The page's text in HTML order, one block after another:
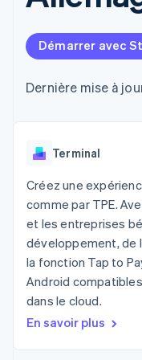
UI flexibles
paiement
Accès à plus
de 125
Paiements en
Authorization
Acceptation
Link
accélérés
Financial
Connections
Comptes
financiers
associés
des
Démarrer avec
Dernière mise à
Terminal
Créez une
comme par TPE.
et les entreprises
développement, de
la fonction Tap to
Android
dans le cloud.
En savoir plus